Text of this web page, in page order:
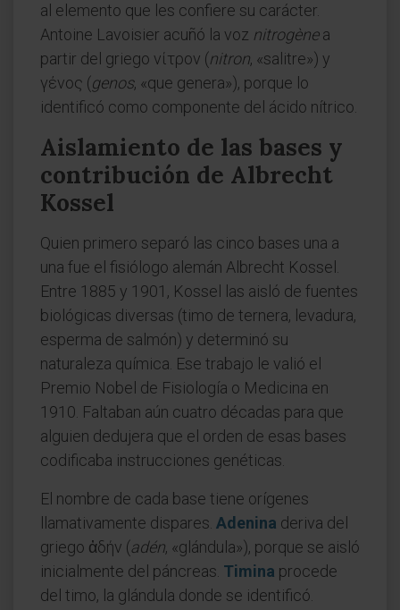
al elemento que les confiere su carácter.
Antoine Lavoisier acuñó la voz nitrogènea
partir del griego νίτρον (nitron, «salitre») y
γένος (genos, «que genera»), porque lo
identificó como componente del ácido nítrico.
Aislamiento de las bases y
contribución de Albrecht
Kossel
Quien primero separó las cinco bases una a
una fue el fisiólogo alemán Albrecht Kossel.
Entre 1885 y 1901, Kossel las aisló de fuentes
biológicas diversas (timo de ternera, levadura,
esperma de salmón) y determinó su
naturaleza química. Ese trabajo le valió el
Premio Nobel de Fisiología o Medicina en
1910. Faltaban aún cuatro décadas para que
alguien dedujera que el orden de esas bases
codificaba instrucciones genéticas.
El nombre de cada base tiene orígenes
llamativamente dispares. Adenina deriva del
griego ἀδήν (adén, «glándula»), porque se aisló
inicialmente del páncreas. Timina procede
del timo, la glándula donde se identificó.